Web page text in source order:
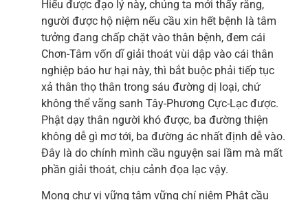
Hiểu được đạo lý này, chúng ta mới thấy rằng,
người được hộ niệm nếu cầu xin hết bệnh là tâm
tưởng đang chấp chặt vào thân bệnh, đem cái
Chơn-Tâm vốn dĩ giải thoát vùi dập vào cái thân
nghiệp báo hư hại này, thì bắt buộc phải tiếp tục
xả thân thọ thân trong sáu đường dị loại, chứ
không thể vãng sanh Tây-Phương Cực-Lạc được.
Phật dạy thân người khó được, ba đường thiện
không dễ gì mơ tới, ba đường ác nhất định dễ vào.
Đây là do chính mình cầu nguyện sai lầm mà mất
phần giải thoát, chịu cảnh đọa lạc vậy.
Mong chư vị vững tâm vững chí niệm Phật cầu